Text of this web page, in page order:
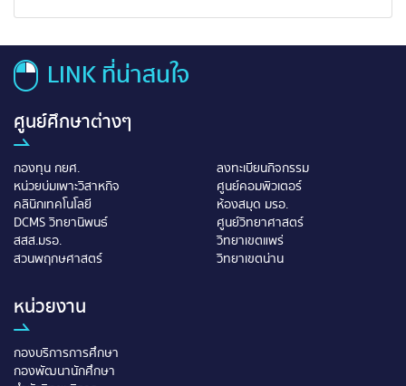
LINK ที่น่าสนใจ
ศูนย์ศึกษาต่างๆ
กองทุน กยศ.
หน่วยบ่มเพาะวิสาหกิจ
คลินิกเทคโนโลยี
DCMS วิทยานิพนธ์
สสส.มรอ.
สวนพฤกษศาสตร์
ลงทะเบียนกิจกรรม
ศูนย์คอมพิวเตอร์
ห้องสมุด มรอ.
ศูนย์วิทยาศาสตร์
วิทยาเขตแพร่
วิทยาเขตน่าน
หน่วยงาน
กองบริการการศึกษา
กองพัฒนานักศึกษา